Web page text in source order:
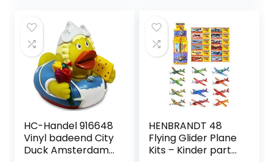
HC-Handel 916648
Vinyl badeend City
Duck Amsterdam
HENBRANDT 48
Flying Glider Plane
Kits – Kinder party